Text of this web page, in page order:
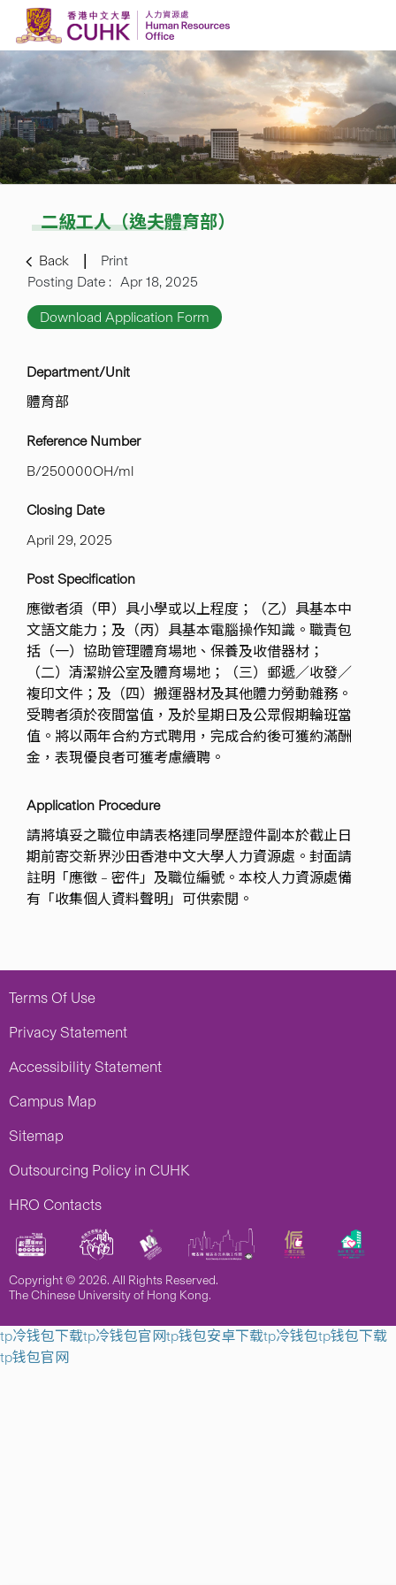
Skip to content
二級工人（逸夫體育部）
Back
Print
Posting Date : Apr 18, 2025
Download Application Form
Department/Unit
體育部
Reference Number
B/250000OH/ml
Closing Date
April 29, 2025
Post Specification
應徵者須（甲）具小學或以上程度；（乙）具基本中
文語文能力；及（丙）具基本電腦操作知識。職責包
括（一）協助管理體育場地、保養及收借器材；
（二）清潔辦公室及體育場地；（三）郵遞／收發／
複印文件；及（四）搬運器材及其他體力勞動雜務。
受聘者須於夜間當值，及於星期日及公眾假期輪班當
值。將以兩年合約方式聘用，完成合約後可獲約滿酬
金，表現優良者可獲考慮續聘。
Application Procedure
請將填妥之職位申請表格連同學歷證件副本於截止日
期前寄交新界沙田香港中文大學人力資源處。封面請
註明「應徵 – 密件」及職位編號。本校人力資源處備
有「收集個人資料聲明」可供索閱。
Terms Of Use
Privacy Statement
Accessibility Statement
Campus Map
Sitemap
Outsourcing Policy in CUHK
HRO Contacts
Copyright © 2026. All Rights Reserved.
The Chinese University of Hong Kong.
tp冷钱包下载tp冷钱包官网tp钱包安卓下载tp冷钱包tp钱包下载
tp钱包官网